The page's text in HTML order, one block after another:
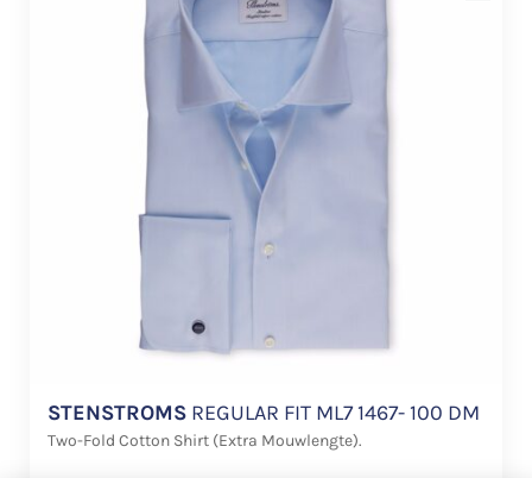
STENSTROMS REGULAR FIT ML7 1467- 100 DM
Two-Fold Cotton Shirt (Extra Mouwlengte).